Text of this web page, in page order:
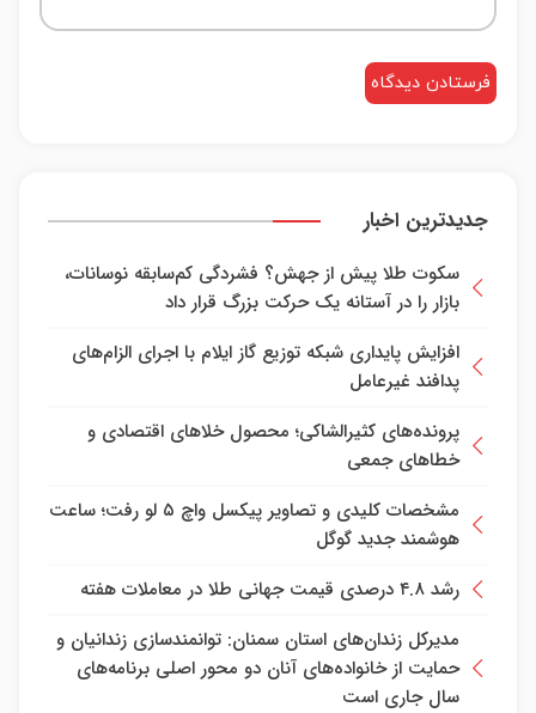
جدیدترین اخبار
سکوت طلا پیش از جهش؟ فشردگی کم‌سابقه نوسانات،
بازار را در آستانه یک حرکت بزرگ قرار داد
افزایش پایداری شبکه توزیع گاز ایلام با اجرای الزام‌های
پدافند غیرعامل
پرونده‌های کثیرالشاکی؛ محصول خلا‌های اقتصادی و
خطا‌های جمعی
مشخصات کلیدی و تصاویر پیکسل واچ ۵ لو رفت؛ ساعت
هوشمند جدید گوگل
رشد ۴.۸ درصدی قیمت جهانی طلا در معاملات هفته
مدیرکل زندان‌های استان سمنان: توانمندسازی زندانیان و
حمایت از خانواده‌های آنان دو محور اصلی برنامه‌های
سال جاری است